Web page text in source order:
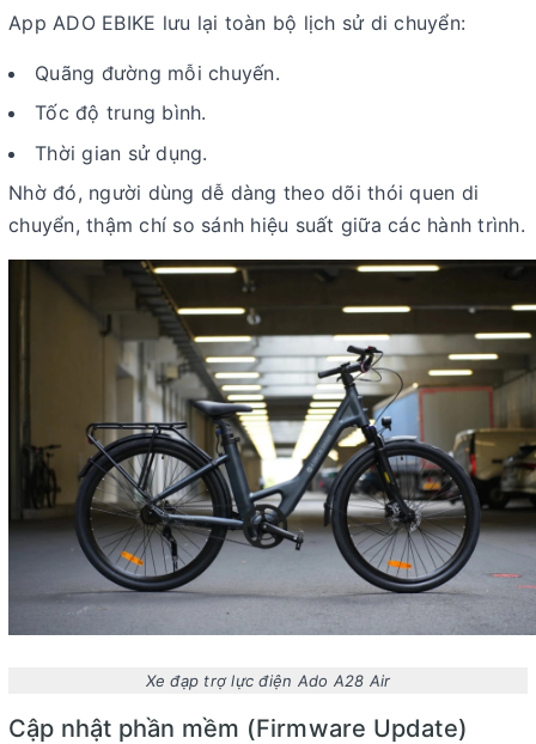
App ADO EBIKE lưu lại toàn bộ lịch sử di chuyển:
Quãng đường mỗi chuyến.
Tốc độ trung bình.
Thời gian sử dụng.
Nhờ đó, người dùng dễ dàng theo dõi thói quen di
chuyển, thậm chí so sánh hiệu suất giữa các hành trình.
Xe đạp trợ lực điện Ado A28 Air
Cập nhật phần mềm (Firmware Update)